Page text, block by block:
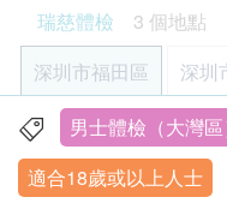
甲種胎蛋白 (肝癌)
癌抗原 19.9 (胰臟)
癌抗原125 (卵巢癌)
癌抗原 15.3 (乳房)
癌抗原 72.4 (胃)
細胞角蛋白19片段(
癌胚抗原
飲水飲食
檢前3天正常飲食
雞血、鴨血等血
飲酒。
檢前1天晚上
水。
15601761306）
事宜，請客人下
客戶至現場後，
名、出生年
health.ESDlife訂
訂單如需改期，
瑞慈體檢
3 個地點
深圳市福田區
深圳
深圳市福田區福保街道
匯C座4樓
營業時間：星期一、星
男士體檢（大灣區
適合18歲或以上人士